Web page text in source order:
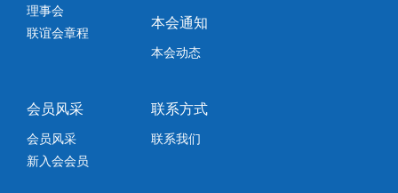
理事会
联谊会章程
本会通知
本会动态
会员风采
会员风采
新入会会员
联系方式
联系我们